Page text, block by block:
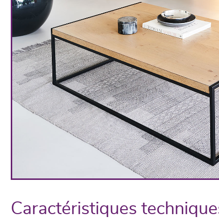
Caractéristiques